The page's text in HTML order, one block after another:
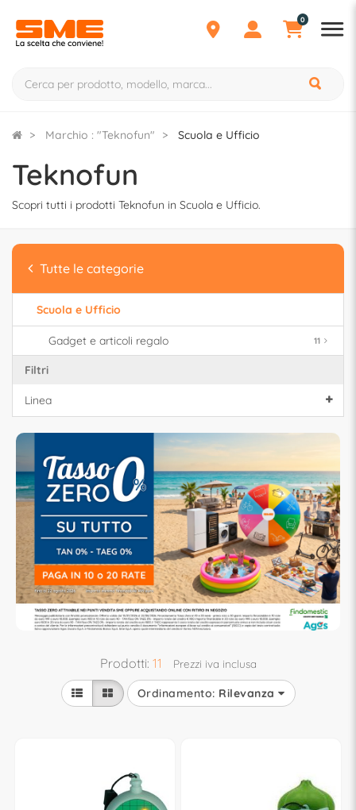
0
Marchio : "Teknofun" Scuola e Ufficio
Teknofun
Scopri tutti i prodotti Teknofun in Scuola e Ufficio.
Tutte le categorie
Scuola e Ufficio
11
Gadget e articoli regalo
Filtri
Linea
Prodotti: 11 Prezzi iva inclusa
Ordinamento: Rilevanza